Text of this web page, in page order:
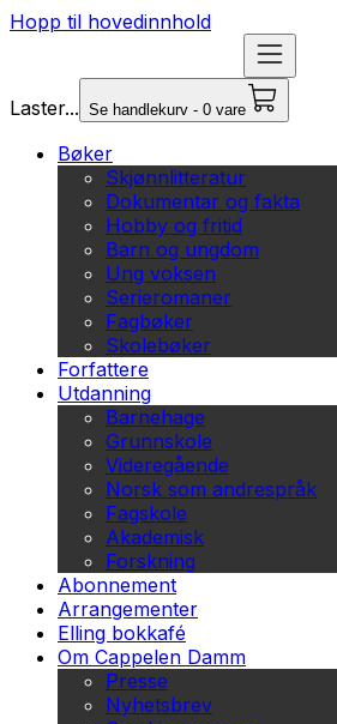
Hopp til hovedinnhold
Laster... Se handlekurv - 0 vare
Bøker
Skjønnlitteratur
Dokumentar og fakta
Hobby og fritid
Barn og ungdom
Ung voksen
Serieromaner
Fagbøker
Skolebøker
Forfattere
Utdanning
Barnehage
Grunnskole
Videregående
Norsk som andrespråk
Fagskole
Akademisk
Forskning
Abonnement
Arrangementer
Elling bokkafé
Om Cappelen Damm
Presse
Nyhetsbrev